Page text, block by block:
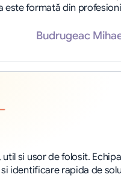
este formată din
Budrugeac
si usor de folosit.
identificare rapida de